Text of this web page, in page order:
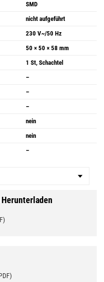
SMD
nicht aufgeführt
230 V~/50 Hz
50 × 50 × 58 mm
1 St, Schachtel
–
–
–
nein
nein
–